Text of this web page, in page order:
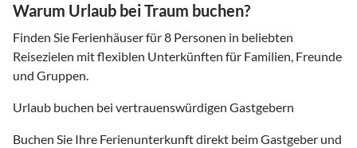
Warum Urlaub bei Traum buchen?
Finden Sie Ferienhäuser für 8 Personen in beliebten
Reisezielen mit flexiblen Unterkünften für Familien, Freunde
und Gruppen.
Urlaub buchen bei vertrauenswürdigen Gastgebern
Buchen Sie Ihre Ferienunterkunft direkt beim Gastgeber und